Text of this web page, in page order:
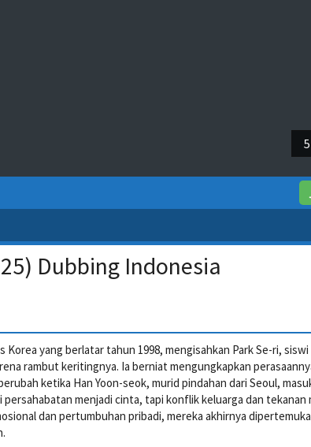
Dubbing Indonesia
Korea yang berlatar tahun 1998, mengisahkan Park Se-ri, siswi
rambut keritingnya. Ia berniat mengungkapkan
ketika Han Yoon-seok, murid pindahan dari Seoul,
menjadi cinta, tapi konflik keluarga dan tekanan
dan pertumbuhan pribadi, mereka akhirnya